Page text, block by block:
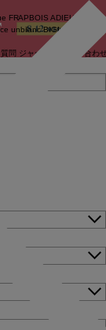
FRAPBOIS ADIEU
unbilanc BIGI online store
問 ジャーナル お問い合わ